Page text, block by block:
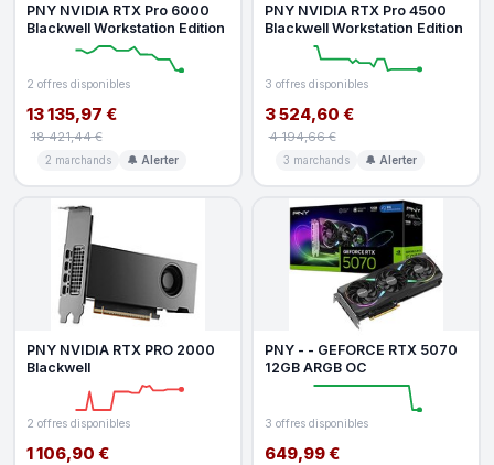
PNY NVIDIA RTX Pro 6000
Blackwell Workstation Edition
2 offres disponibles
13 135,97 €
18 421,44 €
2 marchands 🔔 Alerter
PNY NVIDIA RTX Pro 4500
Blackwell Workstation Edition
3 offres disponibles
3 524,60 €
4 194,66 €
3 marchands 🔔 Alerter
PNY NVIDIA RTX PRO 2000
Blackwell
2 offres disponibles
1 106,90 €
PNY - - GEFORCE RTX 5070
12GB ARGB OC
3 offres disponibles
649,99 €